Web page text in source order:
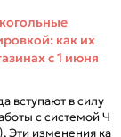
как их
с 1 июня
вступают в силу
с системой Ч
Эти изменения ка